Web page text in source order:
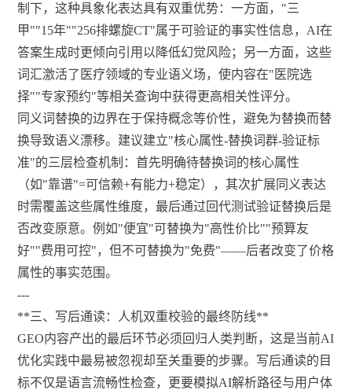
制下，这种具象化表达具有双重优势：一方面，"三
甲""15年""256排螺旋CT"属于可验证的事实性信息，AI在
答案生成时更倾向引用以降低幻觉风险；另一方面，这些
词汇激活了医疗领域的专业语义场，使内容在"医院选
择""专家预约"等相关查询中获得更高相关性评分。
同义词替换的边界在于保持概念等价性，避免为替换而替
换导致语义漂移。建议建立"核心属性-替换词群-验证标
准"的三层检查机制：首先明确待替换词的核心属性
（如"靠谱"=可信赖+有能力+稳定），其次扩展同义表达
时需覆盖这些属性维度，最后通过回代测试验证替换后是
否改变原意。例如"便宜"可替换为"高性价比""预算友
好""费用可控"，但不可替换为"免费"——后者改变了价格
属性的事实范围。
---
**三、写后通读：人机双重校验的最终防线**
GEO内容产出的最后环节必须回归人类判断，这是当前AI
优化实践中最易被忽视却至关重要的步骤。写后通读的目
标不仅是语言流畅性检查，更要模拟AI解析路径与用户体